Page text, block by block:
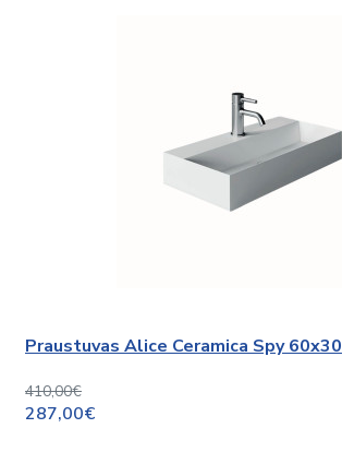
Praustuvas Alice Ceramica Spy 60x30
410,00€
287,00€